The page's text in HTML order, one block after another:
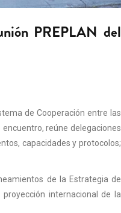
PREPLAN del
de Cooperación entre las
encuentro, reúne delegaciones
capacidades y protocolos;
de la Estrategia de
internacional de la